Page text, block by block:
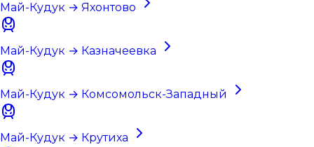
Май-Кудук → Яхонтово
Май-Кудук → Казначеевка
Май-Кудук → Комсомольск-Западный
Май-Кудук → Крутиха